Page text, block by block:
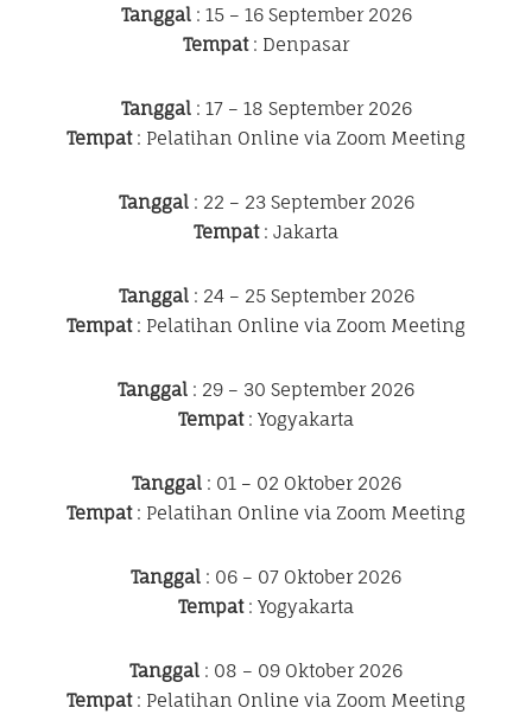
Tanggal: 15 – 16 September 2026
Tempat: Denpasar
Tanggal: 17 – 18 September 2026
Tempat: Pelatihan Online via Zoom Meeting
Tanggal: 22 – 23 September 2026
Tempat: Jakarta
Tanggal: 24 – 25 September 2026
Tempat: Pelatihan Online via Zoom Meeting
Tanggal : 29 – 30 September 2026
Tempat: Yogyakarta
Tanggal: 01 – 02 Oktober 2026
Tempat: Pelatihan Online via Zoom Meeting
Tanggal : 06 – 07 Oktober 2026
Tempat: Yogyakarta
Tanggal : 08 – 09 Oktober 2026
Tempat: Pelatihan Online via Zoom Meeting